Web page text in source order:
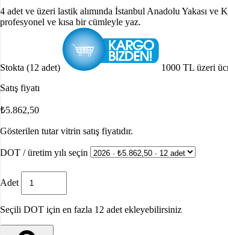
4 adet ve üzeri lastik alımında İstanbul Anadolu Yakası
profesyonel ve kısa bir cümleyle yaz.
Stokta (12 adet)
1000 TL üzeri
Satış fiyatı
₺5.862,50
Gösterilen tutar vitrin satış fiyatıdır.
DOT / üretim yılı seçin
Adet
Seçili DOT için en fazla 12 adet ekleyebilirsiniz